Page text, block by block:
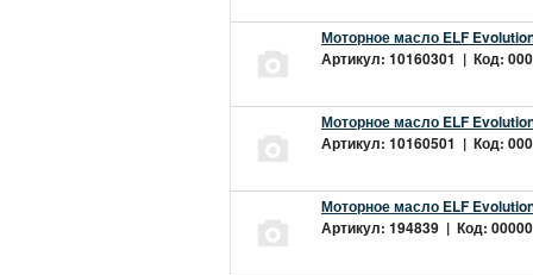
Моторное масло ELF
Артикул: 10160301 | Код:
Моторное масло ELF
Артикул: 10160501 | Код:
Моторное масло ELF
Артикул: 194839 | Код: